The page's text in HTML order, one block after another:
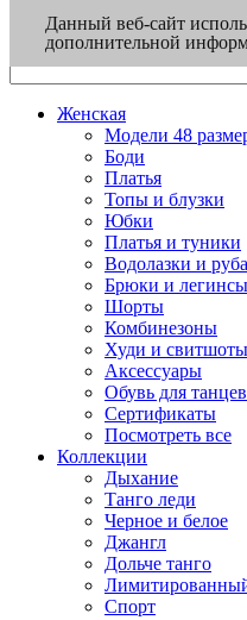
Женская
Модели 48
Боди
Платья
Топы и блузки
Юбки
Платья и туники
Водолазки и
Брюки и легинсы
Шорты
Комбинезоны
Худи и свитшоты
Аксессуары
Обувь для танцев
Сертификаты
Посмотреть все
Коллекции
Дыхание
Танго леди
Черное и белое
Джангл
Дольче танго
Спорт
Данный веб-сайт
дополнительной